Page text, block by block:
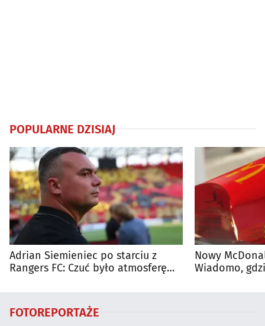
POPULARNE DZISIAJ
Adrian Siemieniec po starciu z
Rangers FC: Czuć było atmosferę
Nowy
Wiadomo,
FOTOREPORTAŻE